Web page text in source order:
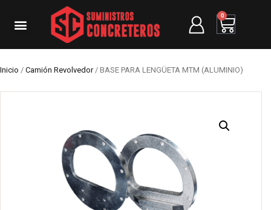
0
Inicio / Camión Revolvedor/ BASE PARA LENGÜETA MTM (ALUMINIO)